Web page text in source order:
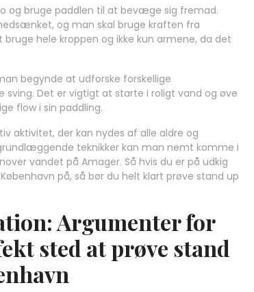
og bruge paddlen til at bevæge sig fremad.
og man skal bruge kraften fra
hele kroppen og ikke kun armene, da det
begynde at udforske forskellige
Det er vigtigt at starte i roligt vand og øve
flow i sin paddling.
aktivitet, der kan nydes af alle aldre og
teknikker kan man nemt komme i
vandet på Amager. Så hvis du er på udkig
på, så bør du helt klart prøve stand up
Argumenter for
sted at prøve stand